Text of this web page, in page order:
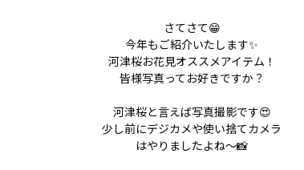
さてさて😁
今年もご紹介いたします✨
河津桜お花見オススメアイテム！
皆様写真ってお好きですか？
河津桜と言えば写真撮影です😍
少し前にデジカメや使い捨てカメラ
はやりましたよね～📸